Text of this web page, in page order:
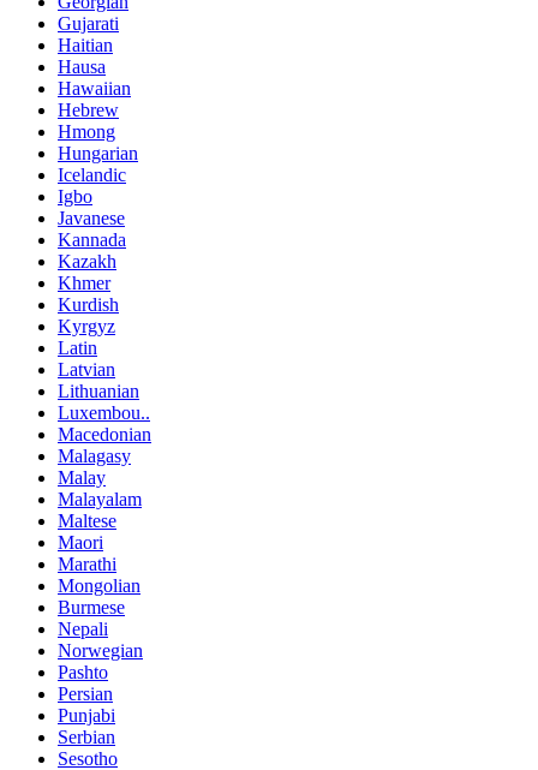
Gujarati
Haitian
Hausa
Hawaiian
Hebrew
Hmong
Hungarian
Icelandic
Igbo
Javanese
Kannada
Kazakh
Khmer
Kurdish
Kyrgyz
Latin
Latvian
Lithuanian
Luxembou..
Macedonian
Malagasy
Malay
Malayalam
Maltese
Maori
Marathi
Mongolian
Burmese
Nepali
Norwegian
Pashto
Persian
Punjabi
Serbian
Sesotho